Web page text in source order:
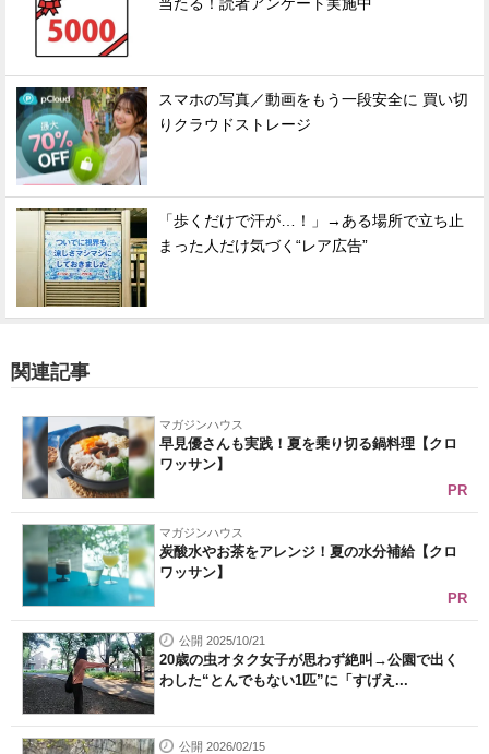
当たる！読者アンケート実施中
スマホの写真／動画をもう一段安全に 買い切
りクラウドストレージ
「歩くだけで汗が…！」→ある場所で立ち止
まった人だけ気づく“レア広告”
関連記事
マガジンハウス
早見優さんも実践！夏を乗り切る鍋料理【クロ
ワッサン】
PR
マガジンハウス
炭酸水やお茶をアレンジ！夏の水分補給【クロ
ワッサン】
PR
公開 2025/10/21
20歳の虫オタク女子が思わず絶叫→公園で出く
わした“とんでもない1匹”に「すげえ...
公開 2026/02/15